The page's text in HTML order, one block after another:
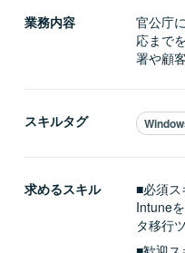
業務内容
官公庁
応まで
署や顧
スキルタグ
求めるスキル
■必須ス
Intune
タ移行